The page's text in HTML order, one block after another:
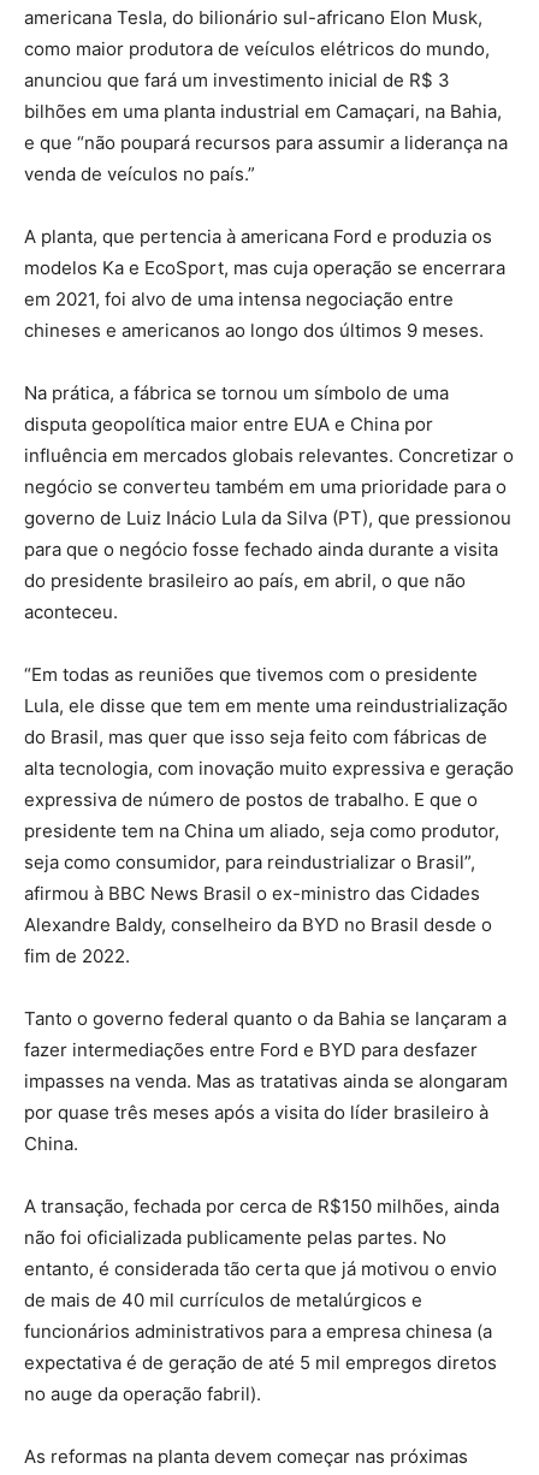
americana Tesla, do bilionário sul-africano Elon Musk,
como maior produtora de veículos elétricos do mundo,
anunciou que fará um investimento inicial de R$ 3
bilhões em uma planta industrial em Camaçari, na Bahia,
e que “não poupará recursos para assumir a liderança na
venda de veículos no país.”
A planta, que pertencia à americana Ford e produzia os
modelos Ka e EcoSport, mas cuja operação se encerrara
em 2021, foi alvo de uma intensa negociação entre
chineses e americanos ao longo dos últimos 9 meses.
Na prática, a fábrica se tornou um símbolo de uma
disputa geopolítica maior entre EUA e China por
influência em mercados globais relevantes. Concretizar o
negócio se converteu também em uma prioridade para o
governo de Luiz Inácio Lula da Silva (PT), que pressionou
para que o negócio fosse fechado ainda durante a visita
do presidente brasileiro ao país, em abril, o que não
aconteceu.
“Em todas as reuniões que tivemos com o presidente
Lula, ele disse que tem em mente uma reindustrialização
do Brasil, mas quer que isso seja feito com fábricas de
alta tecnologia, com inovação muito expressiva e geração
expressiva de número de postos de trabalho. E que o
presidente tem na China um aliado, seja como produtor,
seja como consumidor, para reindustrializar o Brasil”,
afirmou à BBC News Brasil o ex-ministro das Cidades
Alexandre Baldy, conselheiro da BYD no Brasil desde o
fim de 2022.
Tanto o governo federal quanto o da Bahia se lançaram a
fazer intermediações entre Ford e BYD para desfazer
impasses na venda. Mas as tratativas ainda se alongaram
por quase três meses após a visita do líder brasileiro à
China.
A transação, fechada por cerca de R$150 milhões, ainda
não foi oficializada publicamente pelas partes. No
entanto, é considerada tão certa que já motivou o envio
de mais de 40 mil currículos de metalúrgicos e
funcionários administrativos para a empresa chinesa (a
expectativa é de geração de até 5 mil empregos diretos
no auge da operação fabril).
As reformas na planta devem começar nas próximas